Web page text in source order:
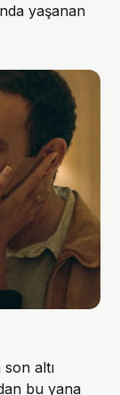
yaşanan
altı
bu yana